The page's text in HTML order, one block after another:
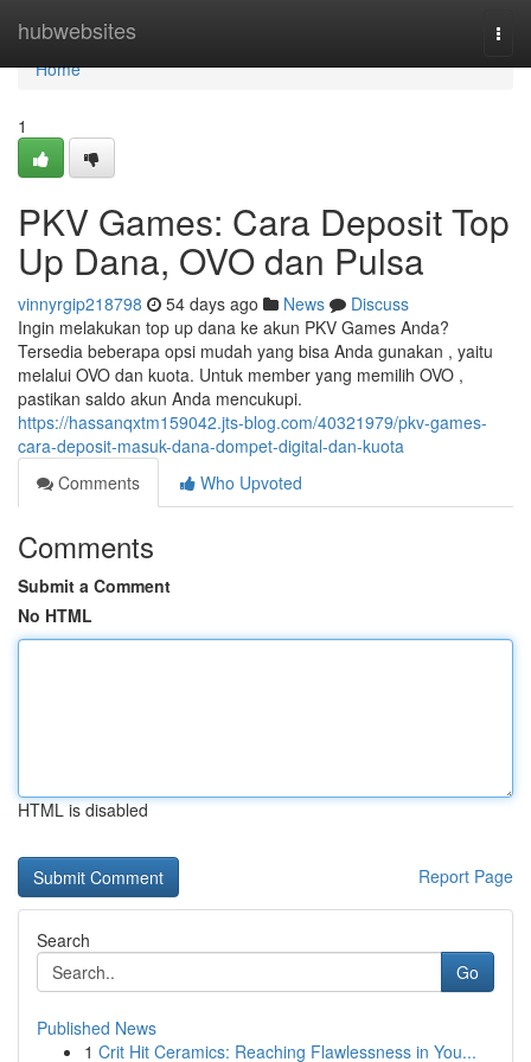
hubwebsites
Home
Home
1
PKV Games: Cara Deposit Top
Up Dana, OVO dan Pulsa
vinnyrgip218798 54 days ago News
Discuss
Ingin melakukan top up dana ke akun PKV Games Anda?
Tersedia beberapa opsi mudah yang bisa Anda gunakan , yaitu
melalui OVO dan kuota. Untuk member yang memilih OVO ,
pastikan saldo akun Anda mencukupi.
https://hassanqxtm159042.jts-blog.com/40321979/pkv-games-
cara-deposit-masuk-dana-dompet-digital-dan-kuota
Comments
Who Upvoted
Comments
Submit a Comment
No HTML
HTML is disabled
Report Page
Search
Go
Published News
1 Crit Hit Ceramics: Reaching Flawlessness in You...